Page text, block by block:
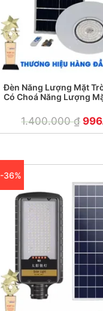
Đèn Năng Lượng Mặt
Có Choá Năng Lượng
1.400.000₫
-36%